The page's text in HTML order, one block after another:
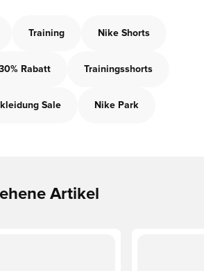
Training Nike Shorts
Rabatt Trainingsshorts
Sale Nike Park
Artikel